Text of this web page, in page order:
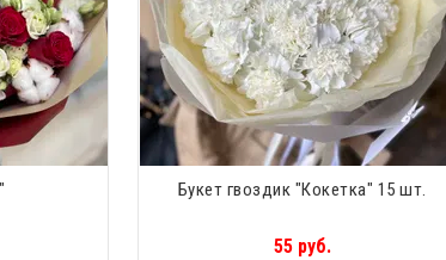
Букет гвоздик "Кокетка" 15 шт.
55 руб.